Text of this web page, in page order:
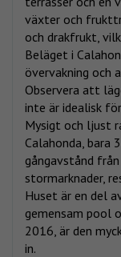
växter och
och drakfrukt,
Beläget i
övervakning och
Observera att
inte är idealisk
Mysigt och ljust
Calahonda, bara
gångavstånd
stormarknader,
Huset är en del
gemensam pool
2016, är den
in.